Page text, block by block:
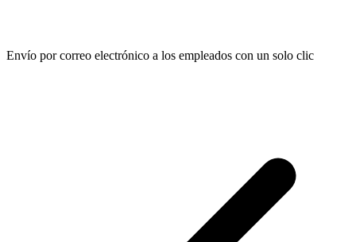
Envío por correo electrónico a los empleados con un solo clic